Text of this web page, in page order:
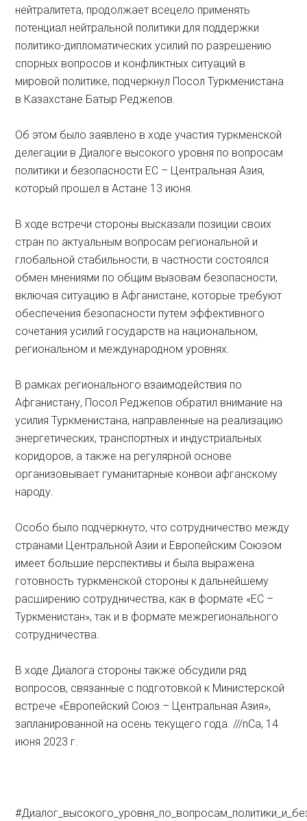
нейтралитета, продолжает всецело применять
потенциал нейтральной политики для поддержки
политико-дипломатических усилий по разрешению
спорных вопросов и конфликтных ситуаций в
мировой политике, подчеркнул Посол Туркменистана
в Казахстане Батыр Реджепов.
Об этом было заявлено в ходе участия туркменской
делегации в Диалоге высокого уровня по вопросам
политики и безопасности ЕС – Центральная Азия,
который прошел в Астане 13 июня.
В ходе встречи стороны высказали позиции своих
стран по актуальным вопросам региональной и
глобальной стабильности, в частности состоялся
обмен мнениями по общим вызовам безопасности,
включая ситуацию в Афганистане, которые требуют
обеспечения безопасности путем эффективного
сочетания усилий государств на национальном,
региональном и международном уровнях.
В рамках регионального взаимодействия по
Афганистану, Посол Реджепов обратил внимание на
усилия Туркменистана, направленные на реализацию
энергетических, транспортных и индустриальных
коридоров, а также на регулярной основе
организовывает гуманитарные конвои афганскому
народу.
Особо было подчёркнуто, что сотрудничество между
странами Центральной Азии и Европейским Союзом
имеет большие перспективы и была выражена
готовность туркменской стороны к дальнейшему
расширению сотрудничества, как в формате «ЕС –
Туркменистан», так и в формате межрегионального
сотрудничества.
В ходе Диалога стороны также обсудили ряд
вопросов, связанные с подготовкой к Министерской
встрече «Европейский Союз – Центральная Азия»,
запланированной на осень текущего года. ///nCa, 14
июня 2023 г.